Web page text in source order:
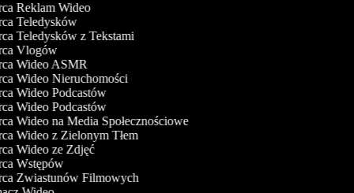
Reklam Wideo
Teledysków
Teledysków z Tekstami
Vlogów
Wideo ASMR
Wideo Nieruchomości
Wideo Podcastów
Wideo Podcastów
Wideo na Media Społecznościowe
Wideo z Zielonym Tłem
Wideo ze Zdjęć
Wstępów
Zwiastunów Filmowych